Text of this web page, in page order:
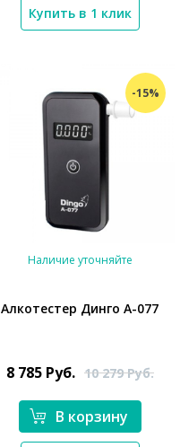
Купить в 1 клик
-15%
Наличие уточняйте
Алкотестер Динго А-077
8 785 Руб. 10 279Руб.
В корзину